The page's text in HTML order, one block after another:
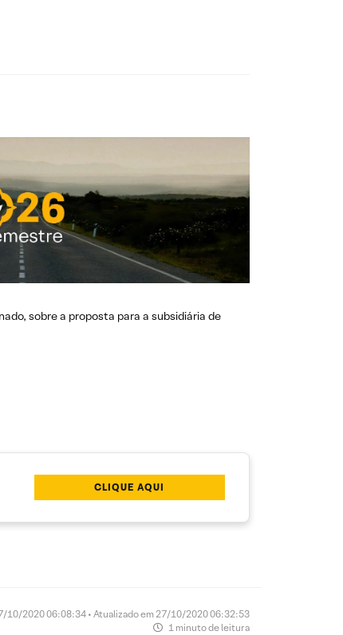
sobre a proposta para a subsidiária de
CLIQUE AQUI
10/2020 06:08:34 • Atualizado em 27/10/2020 06:32:53
1 minuto de leitura